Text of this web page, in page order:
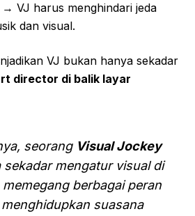
→ VJ harus menghindari jeda
dan visual.
VJ bukan hanya sekadar
director di balik layar
seorang Visual Jockey
mengatur visual di
berbagai peran
suasana